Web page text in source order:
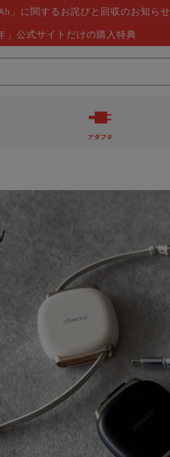
」に関するお詫びと回収のお知らせ
」公式サイトだけの購入特典
アダプタ